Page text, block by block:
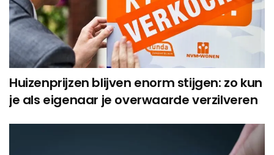
Huizenprijzen blijven enorm stijgen: zo kun
je als eigenaar je overwaarde verzilveren